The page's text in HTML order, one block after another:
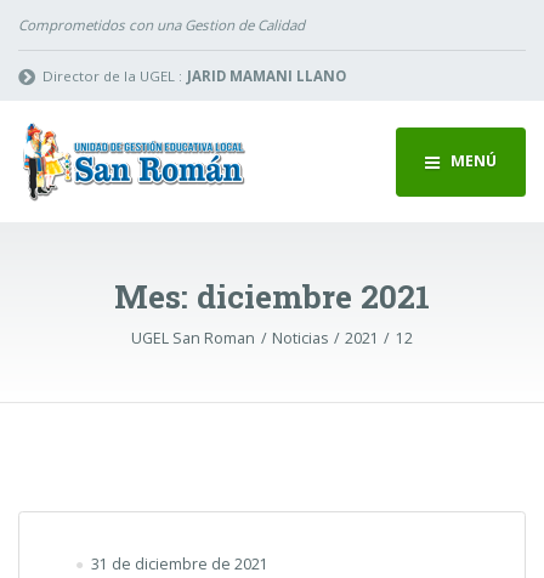
Comprometidos con una Gestion de Calidad
Director de la UGEL : JARID MAMANI LLANO
MENÚ
Mes: diciembre 2021
UGEL San Roman Noticias 2021 12
31 de diciembre de 2021